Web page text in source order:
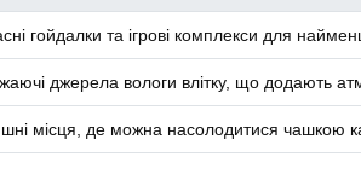
гойдалки та ігрові комплекси для
джерела вологи влітку, що додають
місця, де можна насолодитися чашкою